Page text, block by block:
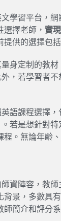
學習平台，
擇老師， 實
供的選擇包
身定制的教
，若學習者
語課程選擇
若是想針對
。無論年齡
資陣容，教
背景，多數具
師簡介和評分